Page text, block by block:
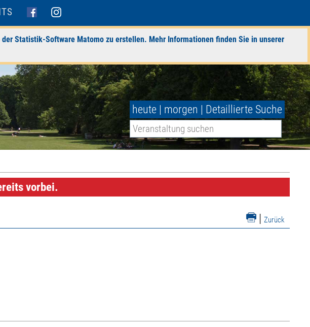
Statistik-Software Matomo zu erstellen. Mehr Informationen finden Sie in unserer
heute | morgen | Detaillierte Suche
vorbei.
| Zurück